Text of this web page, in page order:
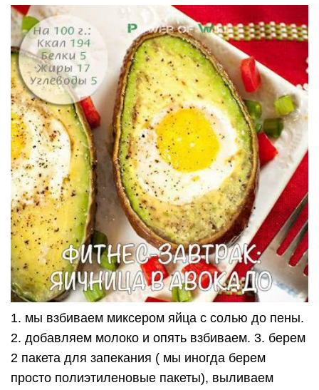
1. мы взбиваем миксером яйца с солью до пены.
2. добавляем молоко и опять взбиваем. 3. берем
2 пакета для запекания ( мы иногда берем
просто полиэтиленовые пакеты), выливаем